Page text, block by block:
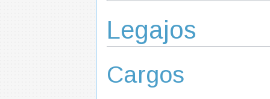
Legajos
Cargos